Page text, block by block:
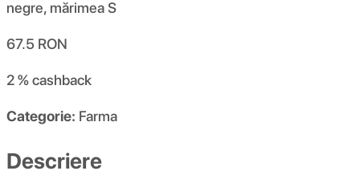
67.5 RON
2 %cashback
Categorie: Farma
Descriere